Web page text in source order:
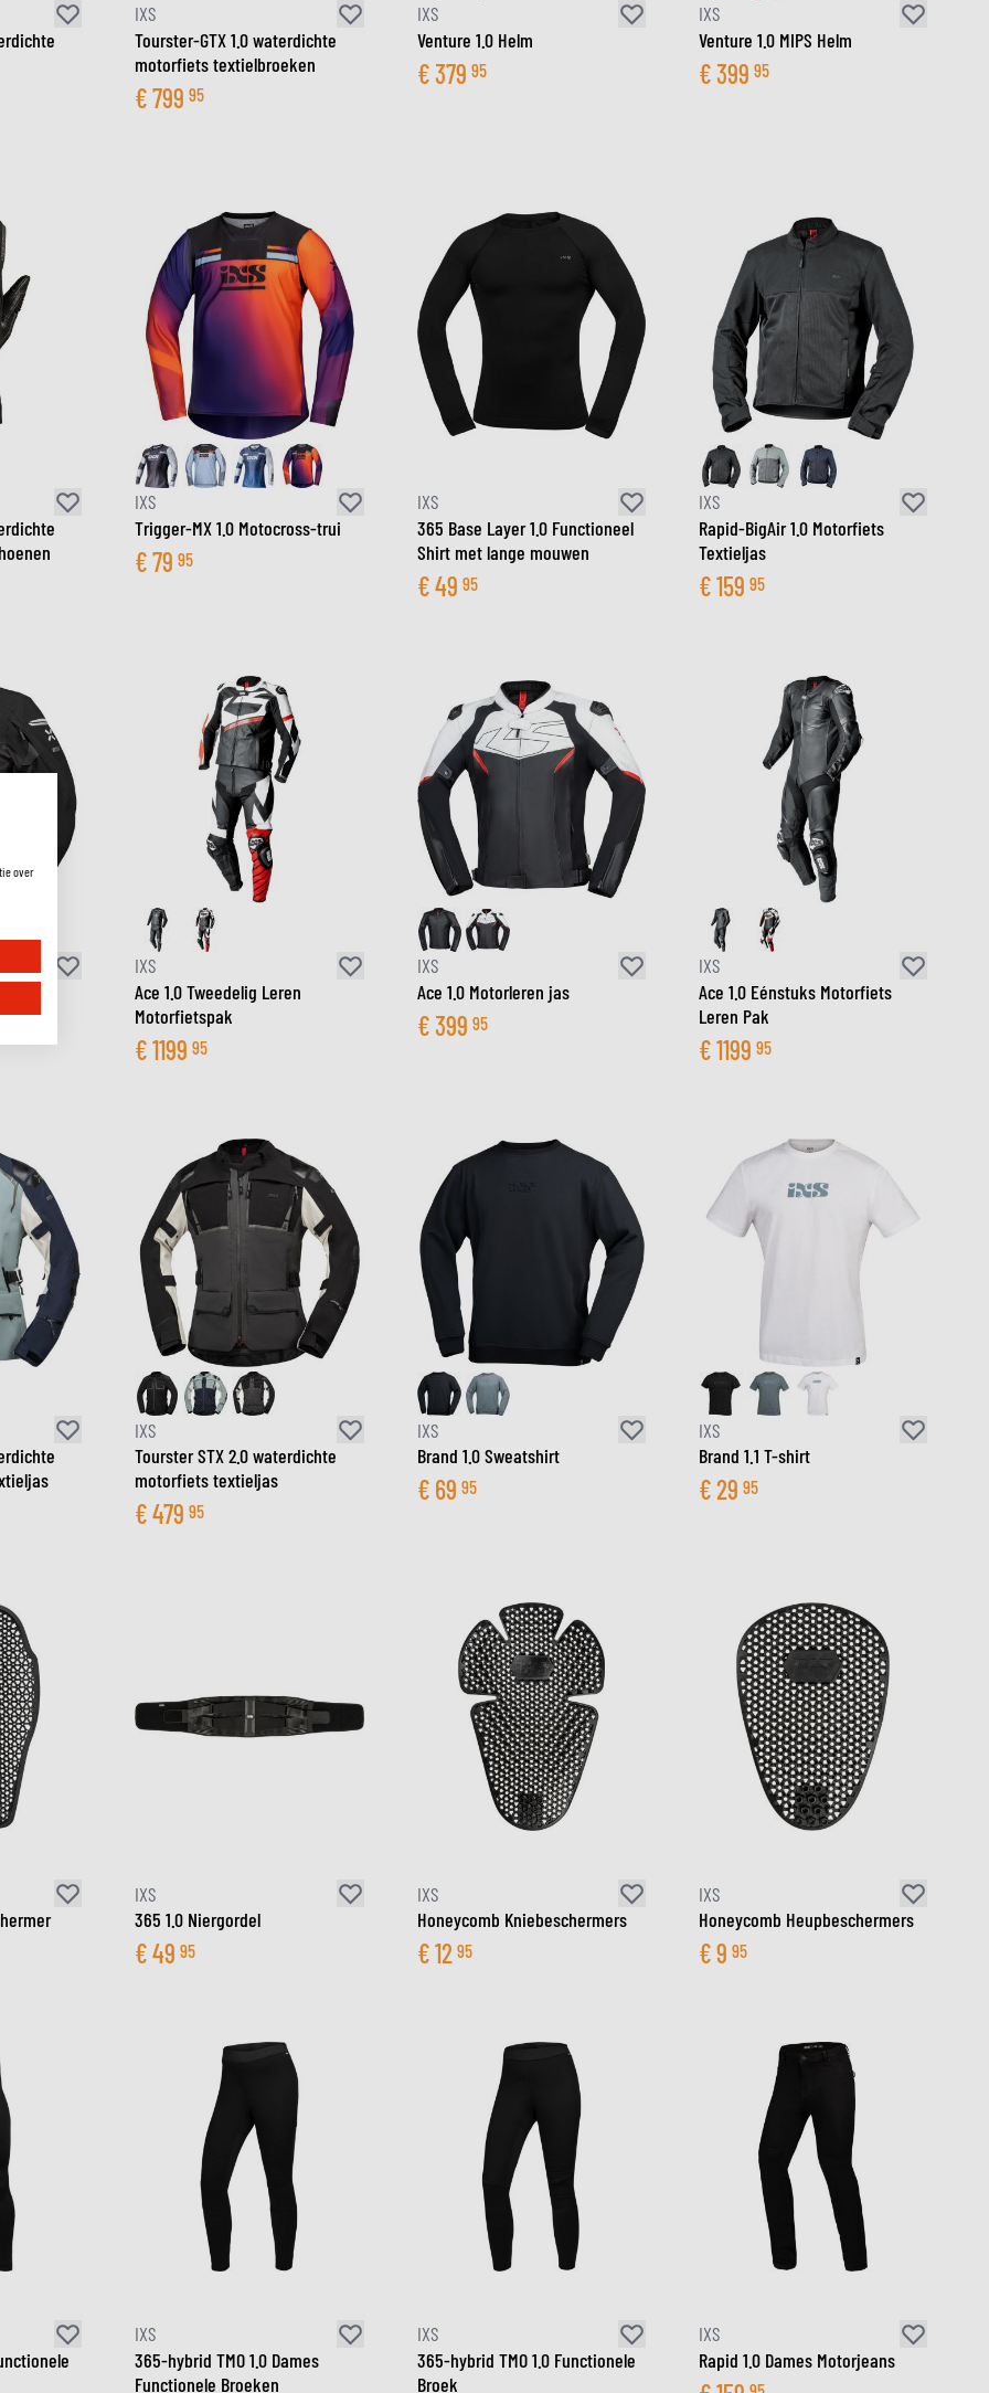
IXS
Tourster-GTX 1.0 waterdichte
motorfiets textielbroeken
€799 95
IXS
Venture 1.0 Helm
€379 95
IXS
Venture 1.0 MIPS Helm
€399 95
IXS
Trigger-MX 1.0 Motocross-trui
€79 95
IXS
365 Base Layer 1.0 Functioneel
Shirt met lange mouwen
€49 95
IXS
Rapid-BigAir 1.0 Motorfiets
Textieljas
€159 95
IXS
Ace 1.0 Tweedelig Leren
Motorfietspak
€1199 95
IXS
Ace 1.0 Motorleren jas
€399 95
IXS
Ace 1.0 Eénstuks Motorfiets
Leren Pak
€1199 95
IXS
Tourster STX 2.0 waterdichte
motorfiets textieljas
€479 95
IXS
Brand 1.0 Sweatshirt
€ 69 95
IXS
Brand 1.1 T-shirt
€29 95
IXS
365 1.0 Niergordel
€49 95
IXS
Honeycomb Kniebeschermers
€12 95
IXS
Honeycomb Heupbeschermers
€9 95
IXS
365-hybrid TMO 1.0 Dames
Functionele Broeken
IXS
365-hybrid TMO 1.0 Functionele
Broek
IXS
Rapid 1.0 Dames Motorjeans
over